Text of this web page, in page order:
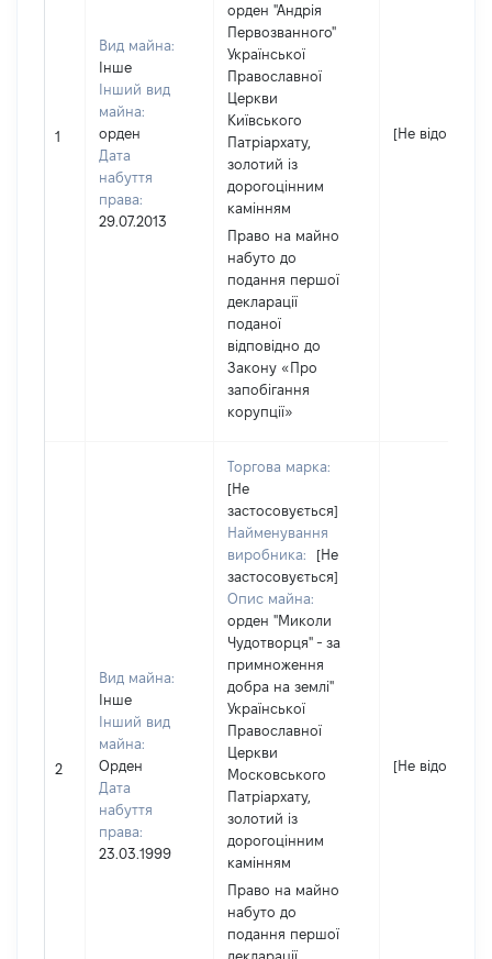
1
Вид майна:
Інше
Інший вид
майна:
орден
Дата
набуття
права:
29.07.2013
орден "Андрія
Первозванного"
Української
Православної
Церкви
Київського
Патріархату,
золотий із
дорогоцінним
камінням
Право на майно
набуто до
подання першої
декларації
поданої
відповідно до
Закону «Про
запобігання
корупції»
[Не відомо]
2
Вид майна:
Інше
Інший вид
майна:
Орден
Дата
набуття
права:
23.03.1999
Торгова марка:
[Не
застосовується]
Найменування
виробника:
[Не
застосовується]
Опис майна:
орден "Миколи
Чудотворця" - за
примноження
добра на землі"
Української
Православної
Церкви
Московського
Патріархату,
золотий із
дорогоцінним
камінням
Право на майно
набуто до
подання першої
декларації
[Не відомо]